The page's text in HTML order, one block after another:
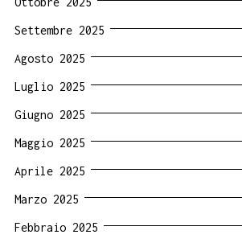
Settembre 2025
Agosto 2025
Luglio 2025
Giugno 2025
Maggio 2025
Aprile 2025
Marzo 2025
Febbraio 2025